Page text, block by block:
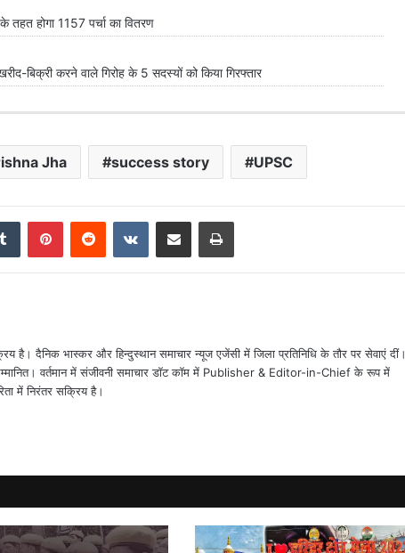
तहत होगा 1157 पर्चा का वितरण
बिक्री करने वाले गिरोह के 5 सदस्यों को किया गिरफ्तार
Jha success story UPSC
Tumblr PinterestReddit VKontakteShare via Email Print
है। दैनिक भास्कर और हिन्दुस्थान समाचार न्यूज एजेंसी में जिला प्रतिनिधि के तौर पर सेवाएं दीं।
वर्तमान में संजीवनी समाचार डॉट कॉम में Publisher & Editor-in-Chief के रूप में
में निरंतर सक्रिय है।